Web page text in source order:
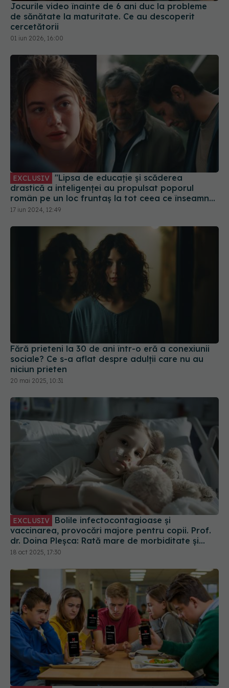
01 iun 2026, 16:00
drastică a inteligenței au propulsat poporul
român pe un loc fruntaș la tot ceea ce înseamnă
un popor ce nu simte nimic pentru nimeni"
17 iun 2024, 12:49
Fără prieteni la 30 de ani într-o eră a conexiunii
niciun prieten
20 mai 2025, 10:31
vaccinarea, provocări majore pentru copii. Prof.
dr. Doina Pleșca: Rată mare de morbiditate și
mortalitate
18 oct 2025, 17:30
EXCLUSIV Greșeala din Legea Majoratului Digital
trecută de Senat. Ovidiu Iosif: Restricțiile nu
generează decât frustrare